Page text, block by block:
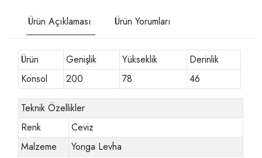
Ürün Açıklaması Ürün Yorumları
Ürün Genişlik Yükseklik
Derinlik
Konsol
200 78 46
Teknik Özellikler
Renk
Ceviz
Malzeme
Yonga Levha